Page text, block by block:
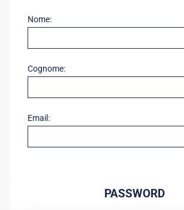
Nome:
Cognome:
Email:
PASSWORD